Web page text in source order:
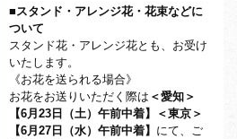
■スタンド・アレンジ花・花束などに
ついて
スタンド花・アレンジ花とも、お受け
いたします。
《お花を送られる場合》
お花をお送りいただく際は ＜愛知＞
【6月23 日（土）午前中着】＜東京＞
【6月27 日（水）午前中着】 にて、ご